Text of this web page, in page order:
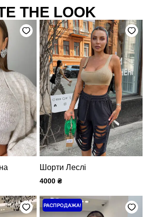
THE LOOK
Шорти Леслі
4000 ₴
РАСПРОДАЖА!
Первоначальная
цена
Текущая
цена: